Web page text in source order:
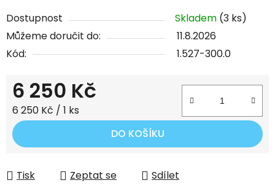
Dostupnost Skladem (3 ks)
Můžeme doručit do:
11.8.2026
Kód:
1.527-300.0
6 250 Kč
Měrná cena:
6 250 Kč / 1 ks
DO KOŠÍKU
Tisk Zeptat se Sdílet